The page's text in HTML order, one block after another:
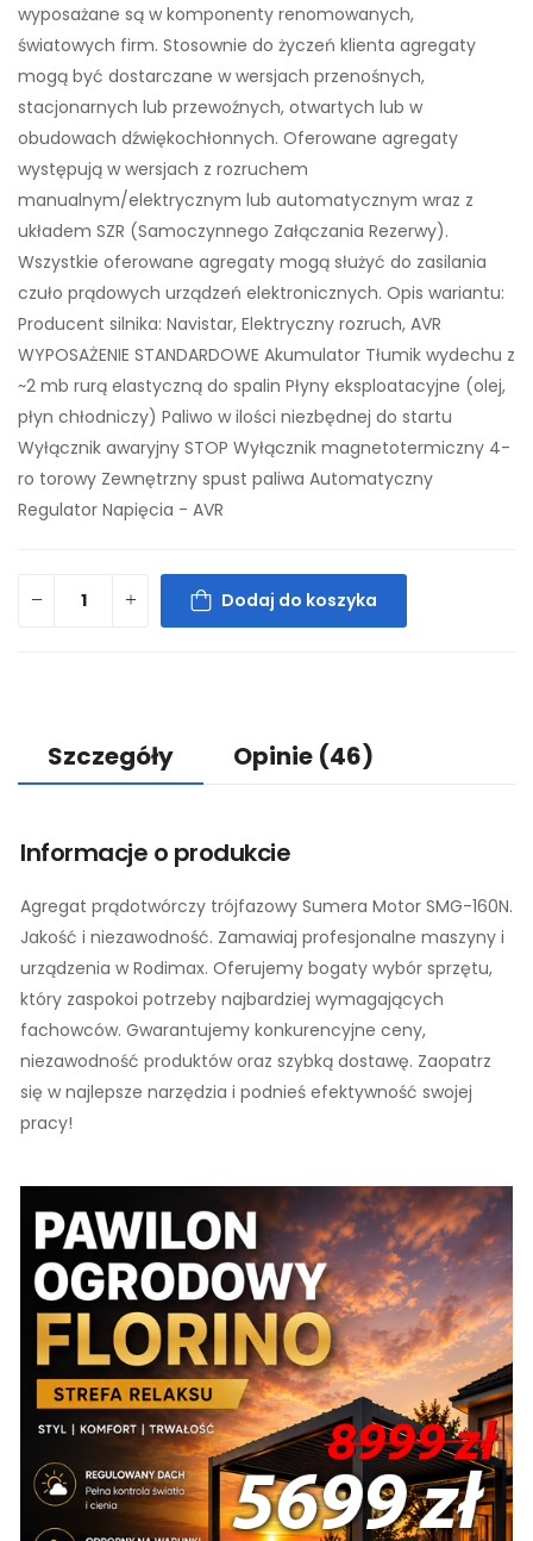
wyposażane są w komponenty renomowanych,
światowych firm. Stosownie do życzeń klienta agregaty
mogą być dostarczane w wersjach przenośnych,
stacjonarnych lub przewoźnych, otwartych lub w
obudowach dźwiękochłonnych. Oferowane agregaty
występują w wersjach z rozruchem
manualnym/elektrycznym lub automatycznym wraz z
układem SZR (Samoczynnego Załączania Rezerwy).
Wszystkie oferowane agregaty mogą służyć do zasilania
czuło prądowych urządzeń elektronicznych. Opis wariantu:
Producent silnika: Navistar, Elektryczny rozruch, AVR
WYPOSAŻENIE STANDARDOWE Akumulator Tłumik wydechu z
~2 mb rurą elastyczną do spalin Płyny eksploatacyjne (olej,
płyn chłodniczy) Paliwo w ilości niezbędnej do startu
Wyłącznik awaryjny STOP Wyłącznik magnetotermiczny 4-
ro torowy Zewnętrzny spust paliwa Automatyczny
Regulator Napięcia - AVR
Dodaj do koszyka
Szczegóły Opinie (46)
Informacje o produkcie
Agregat prądotwórczy trójfazowy Sumera Motor SMG-160N.
Jakość i niezawodność. Zamawiaj profesjonalne maszyny i
urządzenia w Rodimax. Oferujemy bogaty wybór sprzętu,
który zaspokoi potrzeby najbardziej wymagających
fachowców. Gwarantujemy konkurencyjne ceny,
niezawodność produktów oraz szybką dostawę. Zaopatrz
się w najlepsze narzędzia i podnieś efektywność swojej
pracy!